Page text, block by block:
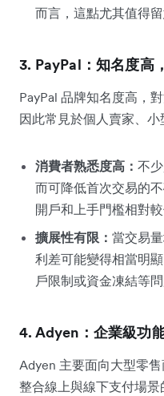
而言，這點尤其值得留
3. PayPal：知名度高
PayPal 品牌知名度高，
因此常見於個人賣家、小
消費者熟悉度高： 不
而可降低首次交易的
開戶和上手門檻相對較
擴展性有限： 當交易
利差可能變得相當明
戶限制或資金凍結等
4. Adyen：企業級功
Adyen 主要面向大型零
整合線上與線下支付場景